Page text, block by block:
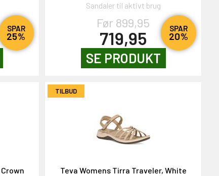
SPAR
25%
SPAR
20%
Sandaler til aktivt brug
Før 899,95
719,95
SE PRODUKT
TILBUD
Teva Womens Tirra Traveler, White